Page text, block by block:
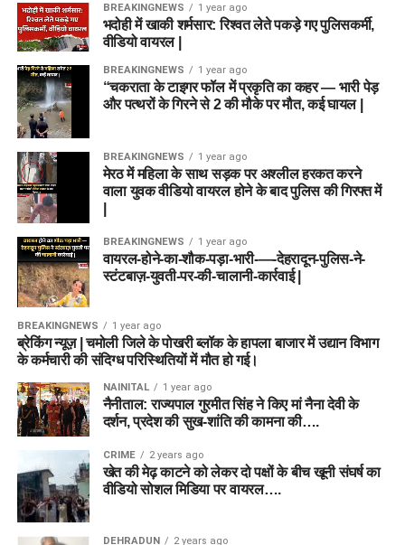
BREAKINGNEWS 1 year ago
भदोही में खाकी शर्मसार: रिश्वत लेते पकड़े गए पुलिसकर्मी,
वीडियो वायरल |
BREAKINGNEWS 1 year ago
“चकराता के टाइगर फॉल में प्रकृति का कहर — भारी पेड़
और पत्थरों के गिरने से 2 की मौके पर मौत, कई घायल |
BREAKINGNEWS 1 year ago
मेरठ में महिला के साथ सड़क पर अश्लील हरकत करने
वाला युवक वीडियो वायरल होने के बाद पुलिस की गिरफ्त में
BREAKINGNEWS 1 year ago
वायरल-होने-का-शौक-पड़ा-भारी-—-देहरादून-पुलिस-ने-
स्टंटबाज़-युवती-पर-की-चालानी-कार्रवाई |
BREAKINGNEWS 1 year ago
ब्रेकिंग न्यूज़ | चमोली जिले के पोखरी ब्लॉक के हापला बाजार में उद्यान विभाग
के कर्मचारी की संदिग्ध परिस्थितियों में मौत हो गई।
NAINITAL 1 year ago
नैनीताल: राज्यपाल गुरमीत सिंह ने किए मां नैना देवी के
दर्शन, प्रदेश की सुख-शांति की कामना की….
CRIME 2 years ago
खेत की मेढ़ काटने को लेकर दो पक्षों के बीच खूनी संघर्ष का
वीडियो सोशल मिडिया पर वायरल….
DEHRADUN 2 years ago